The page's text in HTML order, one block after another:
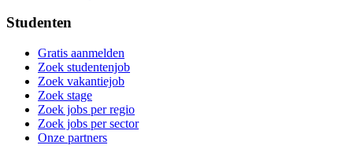
Studenten
Gratis aanmelden
Zoek studentenjob
Zoek vakantiejob
Zoek stage
Zoek jobs per regio
Zoek jobs per sector
Onze partners